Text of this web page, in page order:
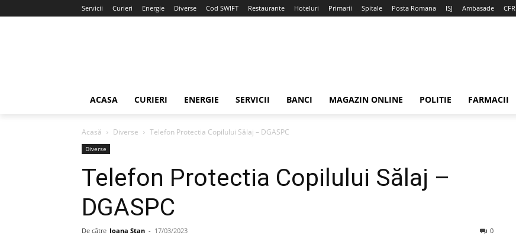
Servicii Curieri Energie Diverse Cod SWIFT Restaurante Hoteluri Primarii Spitale Posta Romana ISJ Ambasade CFR
ACASA CURIERI ENERGIE SERVICII BANCI MAGAZIN ONLINE POLITIE FARMACII
Acasă Diverse Telefon Protectia Copilului Sălaj – DGASPC
Diverse
Telefon Protectia Copilului Sălaj –
DGASPC
De către Ioana Stan - 17/03/2023 0